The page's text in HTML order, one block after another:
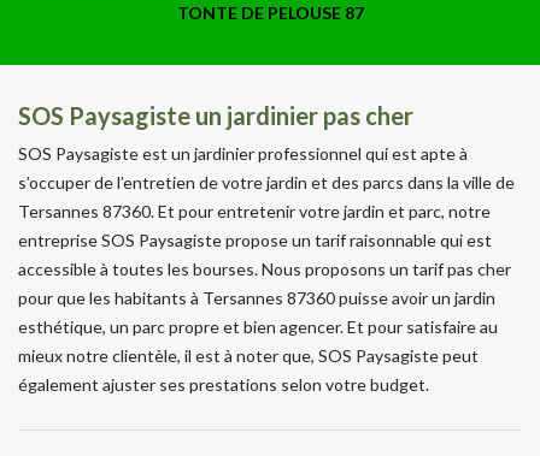
TONTE DE PELOUSE 87
SOS Paysagiste un jardinier pas cher
SOS Paysagiste est un jardinier professionnel qui est apte à
s’occuper de l’entretien de votre jardin et des parcs dans la ville de
Tersannes 87360. Et pour entretenir votre jardin et parc, notre
entreprise SOS Paysagiste propose un tarif raisonnable qui est
accessible à toutes les bourses. Nous proposons un tarif pas cher
pour que les habitants à Tersannes 87360 puisse avoir un jardin
esthétique, un parc propre et bien agencer. Et pour satisfaire au
mieux notre clientèle, il est à noter que, SOS Paysagiste peut
également ajuster ses prestations selon votre budget.